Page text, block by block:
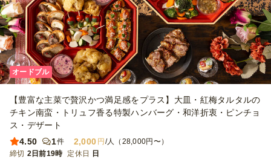
オードブル
【豊富な主菜で贅沢かつ満足感をプラス】大皿・紅梅タルタルの
チキン南蛮・トリュフ香る特製ハンバーグ・和洋折衷・ピンチョ
ス・デザート
4.50
1件 2,000 円 /人（28,000円〜）
締切 2日前19時 定休日 日